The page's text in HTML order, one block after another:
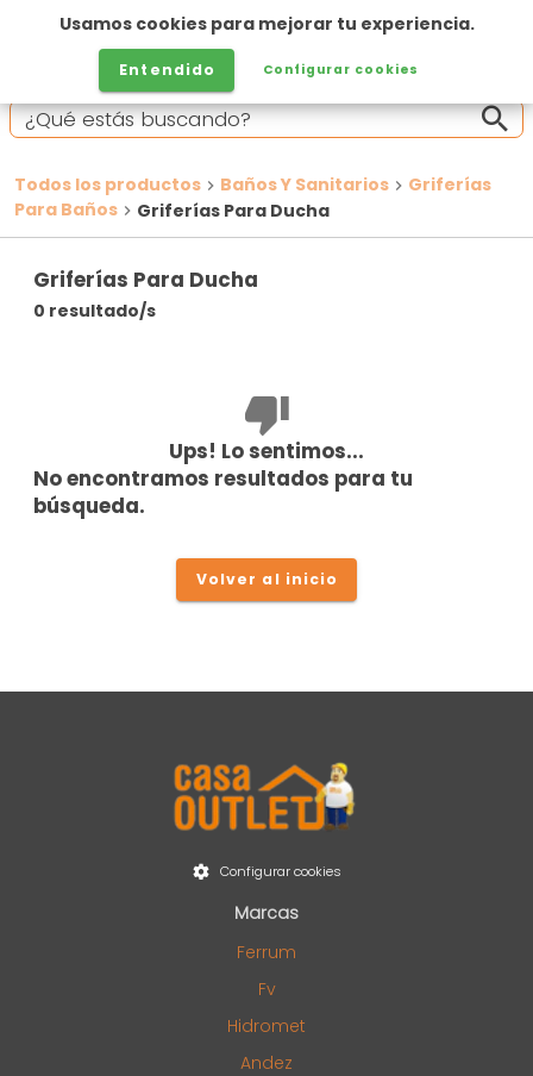
Todos los productos Baños Y Sanitarios
Griferías
Para Baños
Griferías Para Ducha
Griferías Para Ducha
0 resultado/s
Ups! Lo sentimos...
No encontramos resultados para tu
búsqueda.
Volver al inicio
Configurar cookies
Marcas
Ferrum
Fv
Hidromet
Andez
Usamos cookies para mejorar tu experiencia.
Entendido Configurar cookies